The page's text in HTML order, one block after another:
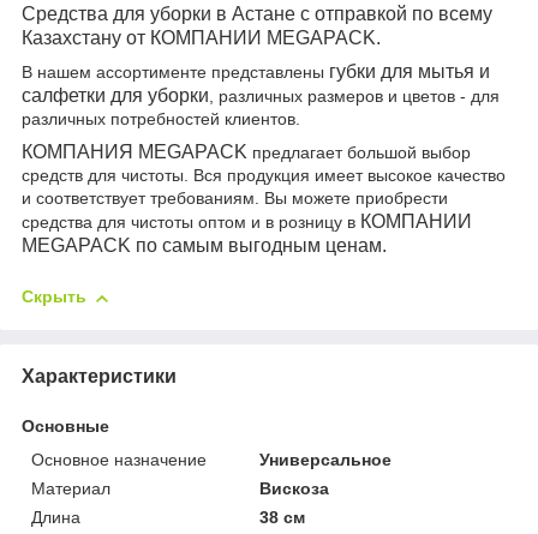
Средства для уборки в Астане с отправкой по всему
Казахстану от КОМПАНИИ MEGAPACK.
В нашем ассортименте представлены губки для мытья и
салфетки для уборки, различных размеров и цветов - для
различных потребностей клиентов.
КОМПАНИЯ MEGAPACK предлагает большой выбор
средств для чистоты. Вся продукция имеет высокое качество
и соответствует требованиям. Вы можете приобрести
средства для чистоты оптом и в розницу в КОМПАНИИ
MEGAPACK по самым выгодным ценам.
Скрыть
Характеристики
Основные
Основное назначение
Универсальное
Материал
Вискоза
Длина
38 см